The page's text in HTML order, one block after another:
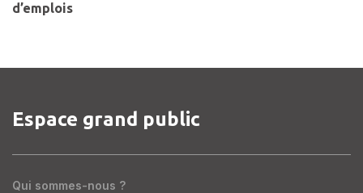
d’emplois
Espace grand public
Qui sommes-nous ?